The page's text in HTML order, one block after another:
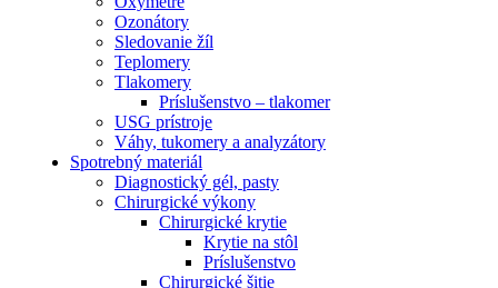
Ozonátory
Sledovanie žíl
Teplomery
Tlakomery
Príslušenstvo – tlakomer
USG prístroje
Váhy, tukomery a analyzátory
Spotrebný materiál
Diagnostický gél, pasty
Chirurgické výkony
Chirurgické krytie
Krytie na stôl
Príslušenstvo
Chirurgické šitie